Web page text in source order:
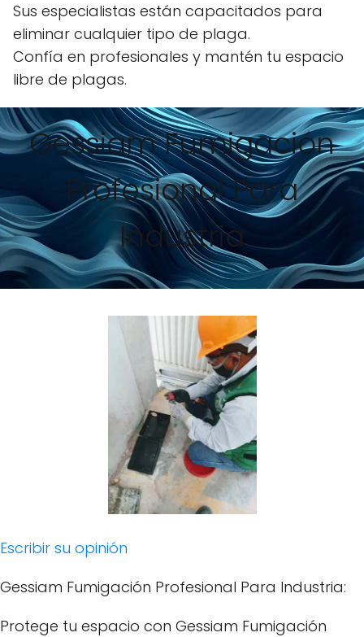
Sus especialistas están capacitados para
eliminar cualquier tipo de plaga.
Confía en profesionales y mantén tu espacio
libre de plagas.
Gessiam Fumigación
Profesional Para
Industria
Escribir su opinión
Gessiam Fumigación Profesional Para Industria:
Protege tu espacio con Gessiam Fumigación